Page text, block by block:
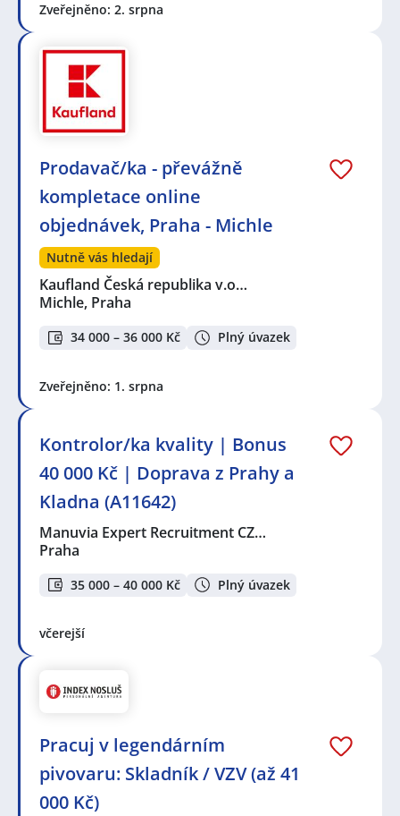
Zveřejněno: 2. srpna
Prodavač/ka - převážně
kompletace online
objednávek, Praha - Michle
Nutně vás hledají
Kaufland Česká republika v.o…
Michle, Praha
34 000 – 36 000 Kč Plný úvazek
Zveřejněno: 1. srpna
Kontrolor/ka kvality | Bonus
40 000 Kč | Doprava z Prahy a
Kladna (A11642)
Manuvia Expert Recruitment CZ…
Praha
35 000 – 40 000 Kč Plný úvazek
včerejší
Pracuj v legendárním
pivovaru: Skladník / VZV (až 41
000 Kč)